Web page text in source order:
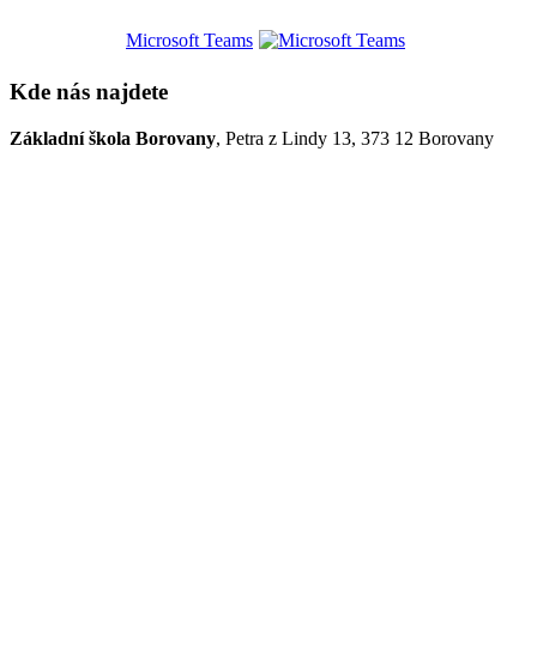
Microsoft Teams
Kde nás najdete
Základní škola Borovany, Petra z Lindy 13, 373 12 Borovany